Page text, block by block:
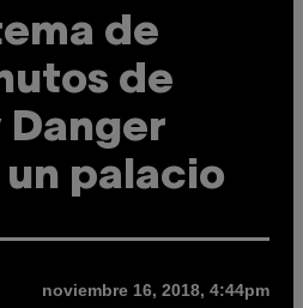
de
de
Danger
un palacio
noviembre 16, 2018, 4:44pm